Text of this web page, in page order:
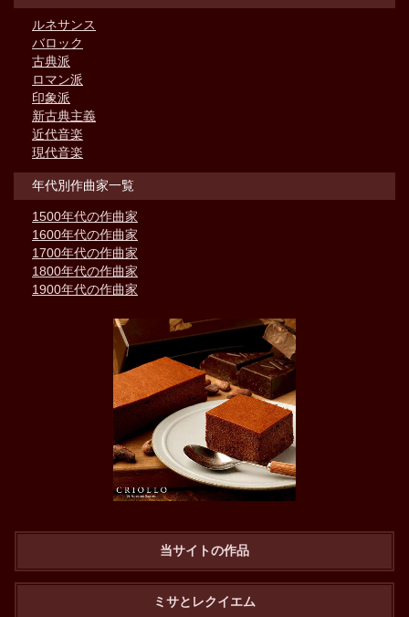
ルネサンス
バロック
古典派
ロマン派
印象派
新古典主義
近代音楽
現代音楽
年代別作曲家一覧
1500年代の作曲家
1600年代の作曲家
1700年代の作曲家
1800年代の作曲家
1900年代の作曲家
当サイトの作品
ミサとレクイエム